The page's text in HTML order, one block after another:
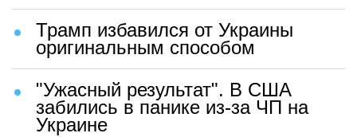
Трамп избавился от Украины
оригинальным способом
"Ужасный результат". В США
забились в панике из-за ЧП на
Украине